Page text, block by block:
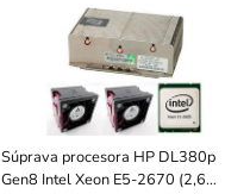
Súprava procesora HP DL380p
Gen8 Intel Xeon E5-2670 (2,6